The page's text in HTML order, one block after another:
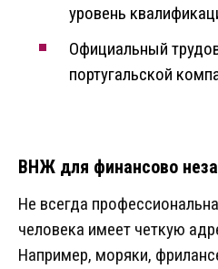
уровень
Официальный
португальской
ВНЖ для финансово
Не всегда
человека имеет четкую
Например, моряки,